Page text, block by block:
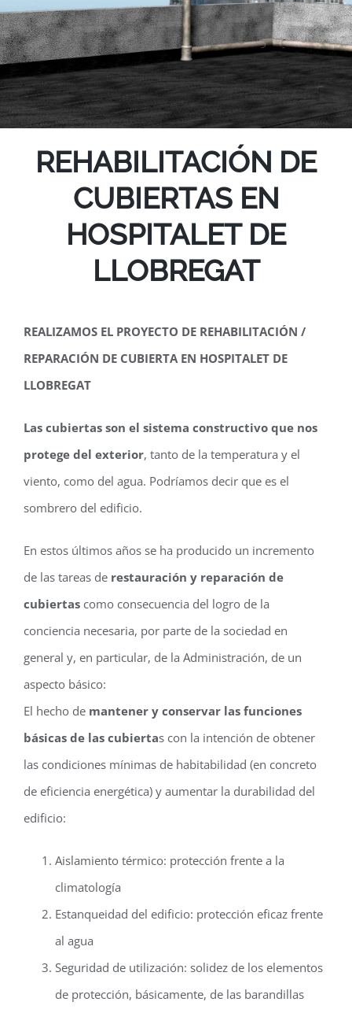
REHABILITACIÓN DE
CUBIERTAS EN
HOSPITALET DE
LLOBREGAT
REALIZAMOS EL PROYECTO DE REHABILITACIÓN /
REPARACIÓN DE CUBIERTA EN HOSPITALET DE
LLOBREGAT
Las cubiertas son el sistema constructivo que nos
protege del exterior, tanto de la temperatura y el
viento, como del agua. Podríamos decir que es el
sombrero del edificio.
En estos últimos años se ha producido un incremento
de las tareas de restauración y reparación de
cubiertas como consecuencia del logro de la
conciencia necesaria, por parte de la sociedad en
general y, en particular, de la Administración, de un
aspecto básico:
El hecho de mantener y conservar las funciones
básicas de las cubiertas con la intención de obtener
las condiciones mínimas de habitabilidad (en concreto
de eficiencia energética) y aumentar la durabilidad del
edificio:
Aislamiento térmico: protección frente a la
climatología
Estanqueidad del edificio: protección eficaz frente
al agua
Seguridad de utilización: solidez de los elementos
de protección, básicamente, de las barandillas